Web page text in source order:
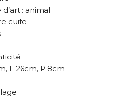
: animal
cuite
L 26cm, P 8cm